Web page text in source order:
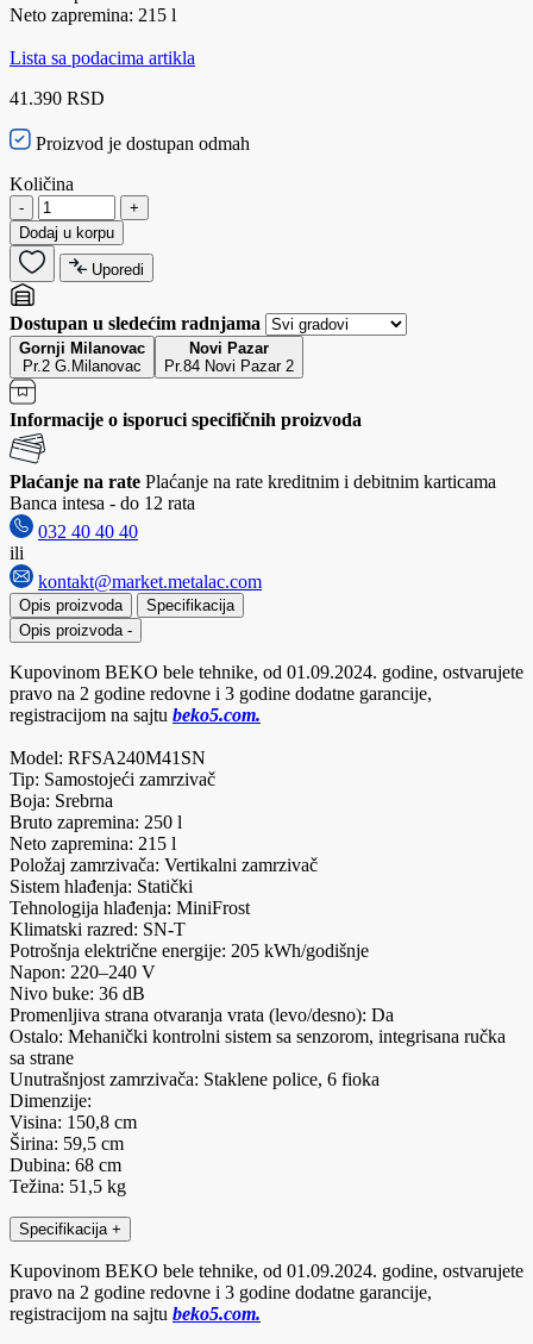
Neto zapremina: 215 l
Lista sa podacima artikla
41.390 RSD
Proizvod je dostupan odmah
Količina
-
+
Dodaj u korpu
Uporedi
Dostupan u sledećim radnjama
Gornji Milanovac
Pr.2 G.Milanovac
Novi Pazar
Pr.84 Novi Pazar 2
Informacije o isporuci specifičnih proizvoda
Plaćanje na rate Plaćanje na rate kreditnim i debitnim karticama
Banca intesa - do 12 rata
032 40 40 40
ili
kontakt@market.metalac.com
Opis proizvoda
Specifikacija
Opis proizvoda -
Kupovinom BEKO bele tehnike, od 01.09.2024. godine, ostvarujete
pravo na 2 godine redovne i 3 godine dodatne garancije,
registracijom na sajtu beko5.com.
Model: RFSA240M41SN
Tip: Samostojeći zamrzivač
Boja: Srebrna
Bruto zapremina: 250 l
Neto zapremina: 215 l
Položaj zamrzivača: Vertikalni zamrzivač
Sistem hlađenja: Statički
Tehnologija hlađenja: MiniFrost
Klimatski razred: SN-T
Potrošnja električne energije: 205 kWh/godišnje
Napon: 220–240 V
Nivo buke: 36 dB
Promenljiva strana otvaranja vrata (levo/desno): Da
Ostalo: Mehanički kontrolni sistem sa senzorom, integrisana ručka
sa strane
Unutrašnjost zamrzivača: Staklene police, 6 fioka
Dimenzije:
Visina: 150,8 cm
Širina: 59,5 cm
Dubina: 68 cm
Težina: 51,5 kg
Specifikacija +
Kupovinom BEKO bele tehnike, od 01.09.2024. godine, ostvarujete
pravo na 2 godine redovne i 3 godine dodatne garancije,
registracijom na sajtu beko5.com.